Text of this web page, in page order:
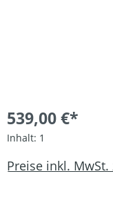
539,00 €*
Inhalt: 1
Preise inkl.